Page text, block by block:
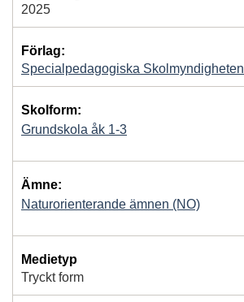
2025
Förlag:
Specialpedagogiska Skolmyndigheten
Skolform:
Grundskola åk 1-3
Ämne:
Naturorienterande ämnen (NO)
Medietyp
Tryckt form